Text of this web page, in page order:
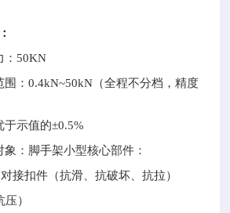
50KN
：0.4kN~50kN（全程不分档，精度
示值的±0.5%
：脚手架小型核心部件：
扣件（抗滑、抗破坏、抗拉）
）